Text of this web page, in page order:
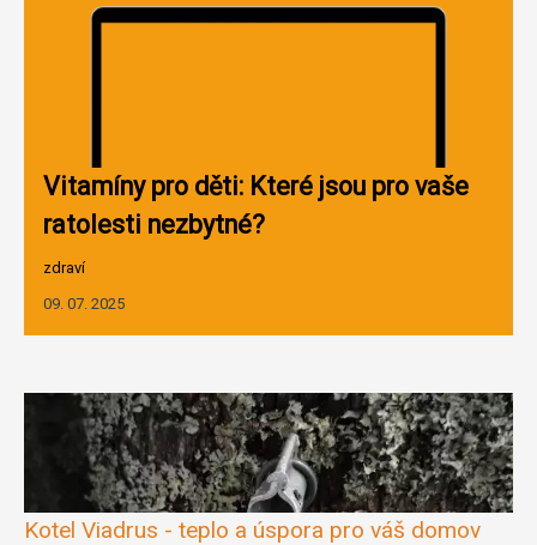
Vitamíny pro děti: Které jsou pro vaše
ratolesti nezbytné?
zdraví
09. 07. 2025
Kotel Viadrus - teplo a úspora pro váš domov